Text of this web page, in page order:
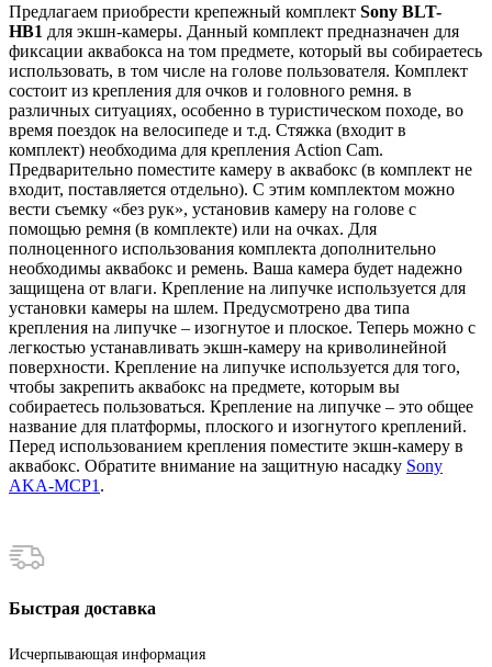
Предлагаем приобрести крепежный комплект Sony BLT-
HB1 для экшн-камеры. Данный комплект предназначен для
фиксации аквабокса на том предмете, который вы собираетесь
использовать, в том числе на голове пользователя. Комплект
состоит из крепления для очков и головного ремня. в
различных ситуациях, особенно в туристическом походе, во
время поездок на велосипеде и т.д. Стяжка (входит в
комплект) необходима для крепления Action Cam.
Предварительно поместите камеру в аквабокс (в комплект не
входит, поставляется отдельно). С этим комплектом можно
вести съемку «без рук», установив камеру на голове с
помощью ремня (в комплекте) или на очках. Для
полноценного использования комплекта дополнительно
необходимы аквабокс и ремень. Ваша камера будет надежно
защищена от влаги. Крепление на липучке используется для
установки камеры на шлем. Предусмотрено два типа
крепления на липучке – изогнутое и плоское. Теперь можно с
легкостью устанавливать экшн-камеру на криволинейной
поверхности. Крепление на липучке используется для того,
чтобы закрепить аквабокс на предмете, которым вы
собираетесь пользоваться. Крепление на липучке – это общее
название для платформы, плоского и изогнутого креплений.
Перед использованием крепления поместите экшн-камеру в
аквабокс. Обратите внимание на защитную насадку Sony
AKA-MCP1.
Быстрая доставка
Исчерпывающая информация